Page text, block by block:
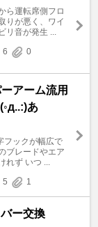
ら運転席側フロ
りが悪く、ワイ
リ音が発生 ...
6 0
アーム流用
あ
フックが幅広で
ブレードやエア
れず いつ ...
5 1
ー交換